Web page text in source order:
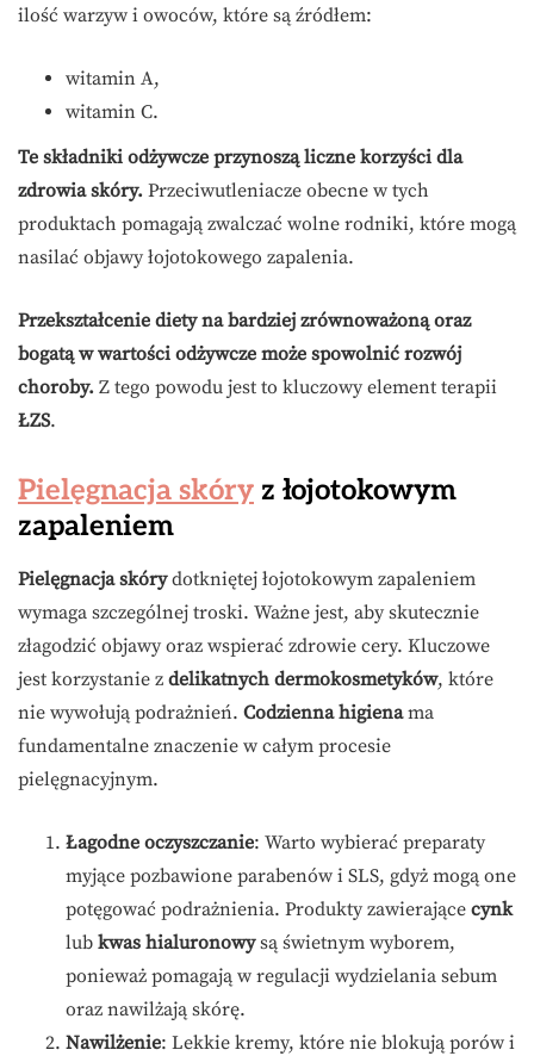
ilość warzyw i owoców, które są źródłem:
witamin A,
witamin C.
Te składniki odżywcze przynoszą liczne korzyści dla
zdrowia skóry. Przeciwutleniacze obecne w tych
produktach pomagają zwalczać wolne rodniki, które mogą
nasilać objawy łojotokowego zapalenia.
Przekształcenie diety na bardziej zrównoważoną oraz
bogatą w wartości odżywcze może spowolnić rozwój
choroby. Z tego powodu jest to kluczowy element terapii
ŁZS.
Pielęgnacja skóry z łojotokowym
zapaleniem
Pielęgnacja skórydotkniętej łojotokowym zapaleniem
wymaga szczególnej troski. Ważne jest, aby skutecznie
złagodzić objawy oraz wspierać zdrowie cery. Kluczowe
jest korzystanie z delikatnych dermokosmetyków, które
nie wywołują podrażnień. Codzienna higienama
fundamentalne znaczenie w całym procesie
pielęgnacyjnym.
Łagodne oczyszczanie: Warto wybierać preparaty
myjące pozbawione parabenów i SLS, gdyż mogą one
potęgować podrażnienia. Produkty zawierające cynk
lub kwas hialuronowysą świetnym wyborem,
ponieważ pomagają w regulacji wydzielania sebum
oraz nawilżają skórę.
Nawilżenie: Lekkie kremy, które nie blokują porów i